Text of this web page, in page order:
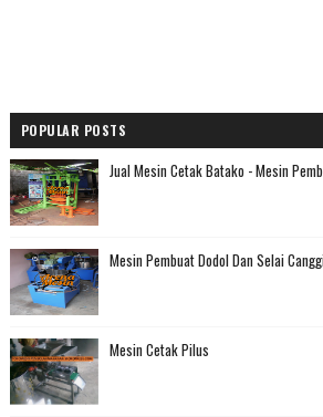
POPULAR POSTS
Jual Mesin Cetak Batako - Mesin
Mesin Pembuat Dodol Dan Selai
Mesin Cetak Pilus